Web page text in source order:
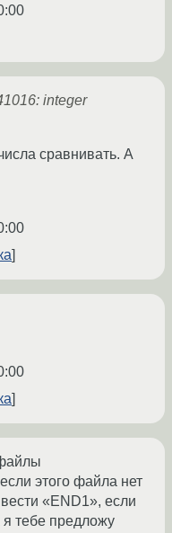
integer
сравнивать. А
этого файла нет
«END1», если
я тебе предложу